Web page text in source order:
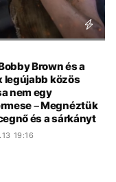
Brown és a
legújabb közös
nem egy
– Megnéztük
és a sárkányt
19:16